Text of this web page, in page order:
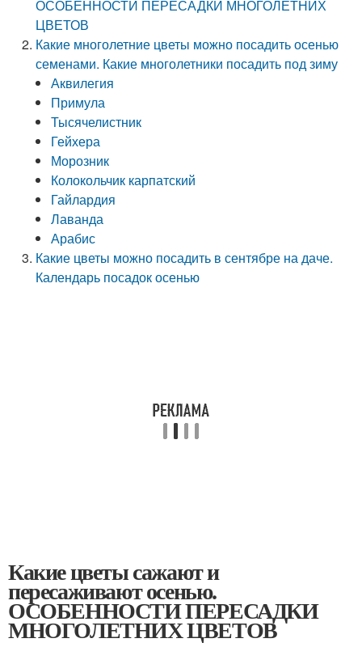
ОСОБЕННОСТИ ПЕРЕСАДКИ МНОГОЛЕТНИХ
ЦВЕТОВ
Какие многолетние цветы можно посадить осенью
семенами. Какие многолетники посадить под зиму
Аквилегия
Примула
Тысячелистник
Гейхера
Морозник
Колокольчик карпатский
Гайлардия
Лаванда
Арабис
Какие цветы можно посадить в сентябре на даче.
Календарь посадок осенью
Какие цветы сажают и
пересаживают осенью.
ОСОБЕННОСТИ ПЕРЕСАДКИ
МНОГОЛЕТНИХ ЦВЕТОВ